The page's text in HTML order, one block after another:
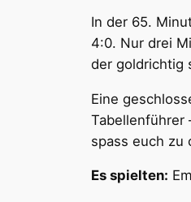
In der 65.
4:0. Nur drei
der goldrichtig
Eine
Tabellenführer
spass euch zu
Es spielten: